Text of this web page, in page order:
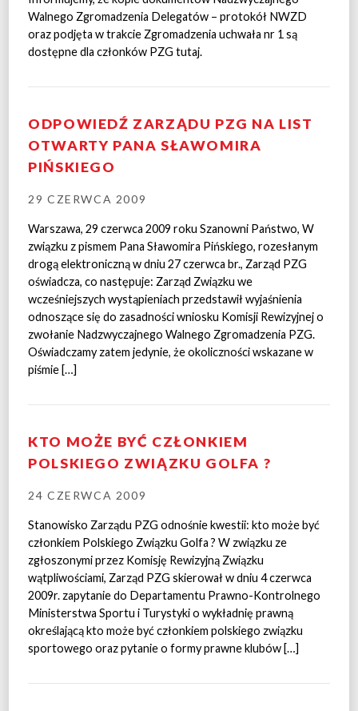
Walnego Zgromadzenia Delegatów – protokół NWZD
oraz podjęta w trakcie Zgromadzenia uchwała nr 1 są
dostępne dla członków PZG tutaj.
ODPOWIEDŹ ZARZĄDU PZG NA LIST
OTWARTY PANA SŁAWOMIRA
PIŃSKIEGO
29 CZERWCA 2009
Warszawa, 29 czerwca 2009 roku Szanowni Państwo, W
związku z pismem Pana Sławomira Pińskiego, rozesłanym
drogą elektroniczną w dniu 27 czerwca br., Zarząd PZG
oświadcza, co następuje: Zarząd Związku we
wcześniejszych wystąpieniach przedstawił wyjaśnienia
odnoszące się do zasadności wniosku Komisji Rewizyjnej o
zwołanie Nadzwyczajnego Walnego Zgromadzenia PZG.
Oświadczamy zatem jedynie, że okoliczności wskazane w
piśmie […]
KTO MOŻE BYĆ CZŁONKIEM
POLSKIEGO ZWIĄZKU GOLFA ?
24 CZERWCA 2009
Stanowisko Zarządu PZG odnośnie kwestii: kto może być
członkiem Polskiego Związku Golfa ? W związku ze
zgłoszonymi przez Komisję Rewizyjną Związku
wątpliwościami, Zarząd PZG skierował w dniu 4 czerwca
2009r. zapytanie do Departamentu Prawno-Kontrolnego
Ministerstwa Sportu i Turystyki o wykładnię prawną
określającą kto może być członkiem polskiego związku
sportowego oraz pytanie o formy prawne klubów […]